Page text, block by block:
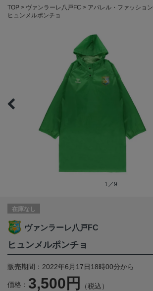
TOP ヴァンラーレ八戸FC アパレル・ファッショ
ヒュンメルポンチョ
1／9
在庫なし
ヴァンラーレ八戸FC
ヒュンメルポンチョ
販売期間：2022年6月17日18時00分から
価格： 3,500円 （税込）